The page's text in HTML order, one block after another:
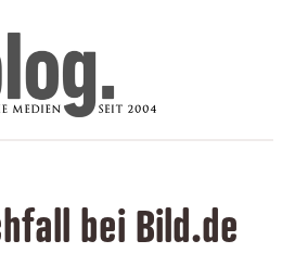
bei Bild.de